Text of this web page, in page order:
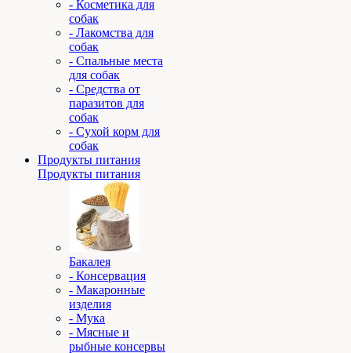
- Косметика для
собак
- Лакомства для
собак
- Спальные места
для собак
- Средства от
паразитов для
собак
- Сухой корм для
собак
Продукты питания
Продукты питания
Бакалея
- Консервация
- Макаронные
изделия
- Мука
- Мясные и
рыбные консервы